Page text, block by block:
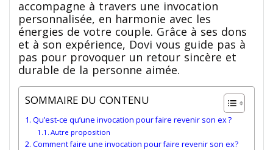
accompagne à travers une invocation
personnalisée, en harmonie avec les
énergies de votre couple. Grâce à ses dons
et à son expérience, Dovi vous guide pas à
pas pour provoquer un retour sincère et
durable de la personne aimée.
SOMMAIRE DU CONTENU
Qu’est-ce qu’une invocation pour faire revenir son ex ?
Autre proposition
Comment faire une invocation pour faire revenir son ex?